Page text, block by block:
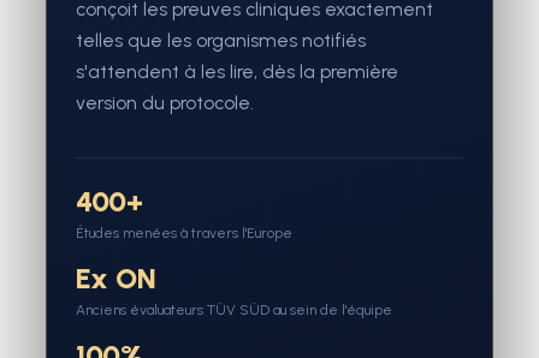
conçoit les preuves cliniques exactement
telles que les organismes notifiés
s'attendent à les lire, dès la première
version du protocole.
400+
Études menées à travers l'Europe
Ex ON
Anciens évaluateurs TÜV SÜD au sein de l'équipe